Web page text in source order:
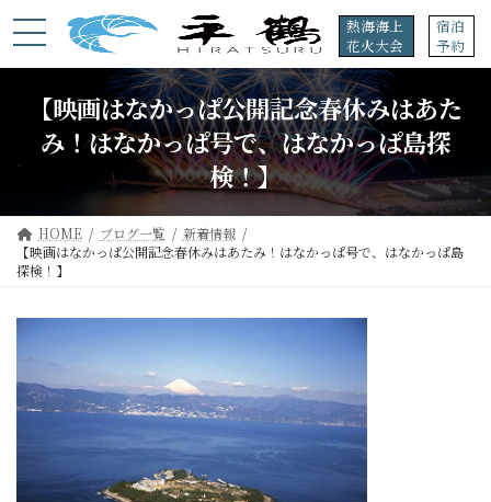
ン
ビ
熱海海上
花火大会
宿泊
予約
【映画はなかっぱ公開記念春休みはあた
み！はなかっぱ号で、はなかっぱ島探
検！】
HOME ブログ一覧
新着情報
【映画はなかっぱ公開記念春休みはあたみ！はなかっぱ号で、はなかっぱ島
探検！】